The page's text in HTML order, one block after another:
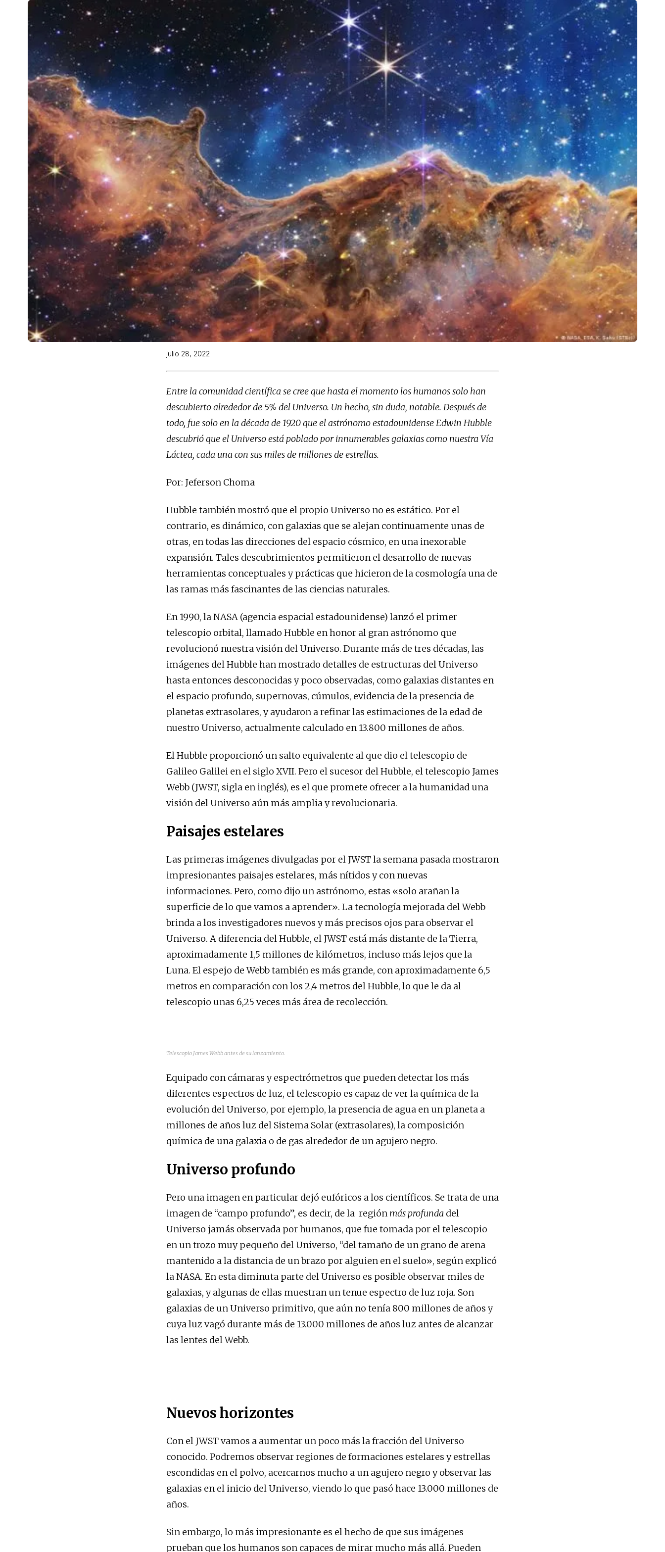
julio 28, 2022
Entre la comunidad científica se cree que hasta el momento los humanos solo han
descubierto alrededor de 5% del Universo. Un hecho, sin duda, notable. Después de
todo, fue solo en la década de 1920 que el astrónomo estadounidense Edwin Hubble
descubrió que el Universo está poblado por innumerables galaxias como nuestra Vía
Láctea, cada una con sus miles de millones de estrellas.
Por: Jeferson Choma
Hubble también mostró que el propio Universo no es estático. Por el
contrario, es dinámico, con galaxias que se alejan continuamente unas de
otras, en todas las direcciones del espacio cósmico, en una inexorable
expansión. Tales descubrimientos permitieron el desarrollo de nuevas
herramientas conceptuales y prácticas que hicieron de la cosmología una de
las ramas más fascinantes de las ciencias naturales.
En 1990, la NASA (agencia espacial estadounidense) lanzó el primer
telescopio orbital, llamado Hubble en honor al gran astrónomo que
revolucionó nuestra visión del Universo. Durante más de tres décadas, las
imágenes del Hubble han mostrado detalles de estructuras del Universo
hasta entonces desconocidas y poco observadas, como galaxias distantes en
el espacio profundo, supernovas, cúmulos, evidencia de la presencia de
planetas extrasolares, y ayudaron a refinar las estimaciones de la edad de
nuestro Universo, actualmente calculado en 13.800 millones de años.
El Hubble proporcionó un salto equivalente al que dio el telescopio de
Galileo Galilei en el siglo XVII. Pero el sucesor del Hubble, el telescopio James
Webb (JWST, sigla en inglés), es el que promete ofrecer a la humanidad una
visión del Universo aún más amplia y revolucionaria.
Paisajes estelares
Las primeras imágenes divulgadas por el JWST la semana pasada mostraron
impresionantes paisajes estelares, más nítidos y con nuevas
informaciones. Pero, como dijo un astrónomo, estas «solo arañan la
superficie de lo que vamos a aprender». La tecnología mejorada del Webb
brinda a los investigadores nuevos y más precisos ojos para observar el
Universo. A diferencia del Hubble, el JWST está más distante de la Tierra,
aproximadamente 1,5 millones de kilómetros, incluso más lejos que la
Luna. El espejo de Webb también es más grande, con aproximadamente 6,5
metros en comparación con los 2,4 metros del Hubble, lo que le da al
telescopio unas 6,25 veces más área de recolección.
Telescopio James Webb antes de su lanzamiento.
Equipado con cámaras y espectrómetros que pueden detectar los más
diferentes espectros de luz, el telescopio es capaz de ver la química de la
evolución del Universo, por ejemplo, la presencia de agua en un planeta a
millones de años luz del Sistema Solar (extrasolares), la composición
química de una galaxia o de gas alrededor de un agujero negro.
Universo profundo
Pero una imagen en particular dejó eufóricos a los científicos. Se trata de una
imagen de “campo profundo”, es decir, de la región más profunda del
Universo jamás observada por humanos, que fue tomada por el telescopio
en un trozo muy pequeño del Universo, “del tamaño de un grano de arena
mantenido a la distancia de un brazo por alguien en el suelo», según explicó
la NASA. En esta diminuta parte del Universo es posible observar miles de
galaxias, y algunas de ellas muestran un tenue espectro de luz roja. Son
galaxias de un Universo primitivo, que aún no tenía 800 millones de años y
cuya luz vagó durante más de 13.000 millones de años luz antes de alcanzar
las lentes del Webb.
Nuevos horizontes
Con el JWST vamos a aumentar un poco más la fracción del Universo
conocido. Podremos observar regiones de formaciones estelares y estrellas
escondidas en el polvo, acercarnos mucho a un agujero negro y observar las
galaxias en el inicio del Universo, viendo lo que pasó hace 13.000 millones de
años.
Sin embargo, lo más impresionante es el hecho de que sus imágenes
prueban que los humanos son capaces de mirar mucho más allá. Pueden